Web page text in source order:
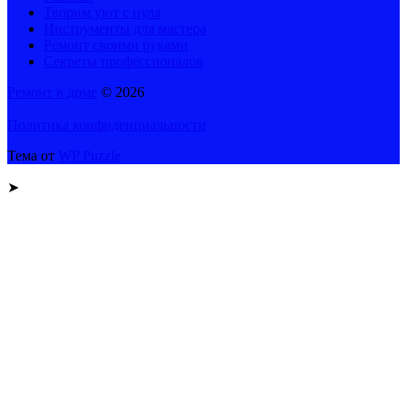
© 2026
Тема от
➤